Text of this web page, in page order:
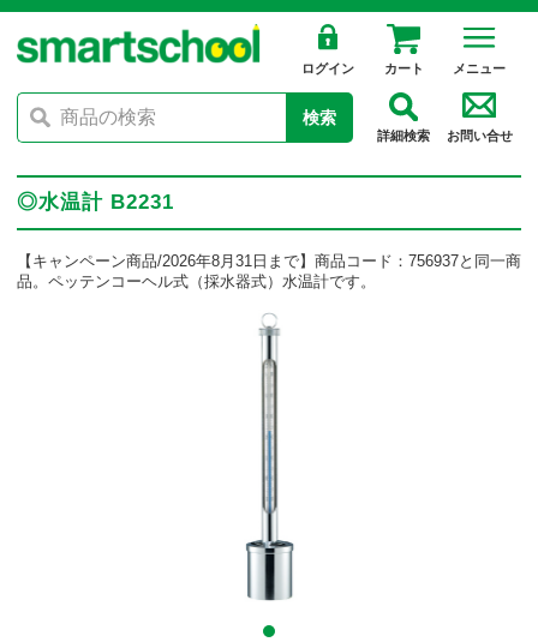
ログイン カート メニュー
検索
詳細検索 お問い合せ
◎水温計 B2231
【キャンペーン商品/2026年8月31日まで】商品コード：756937と同一商
品。ペッテンコーヘル式（採水器式）水温計です。